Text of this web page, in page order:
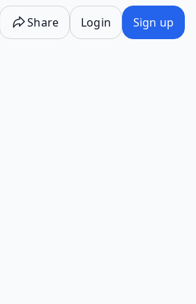
Share Login Sign up
will cause content on the